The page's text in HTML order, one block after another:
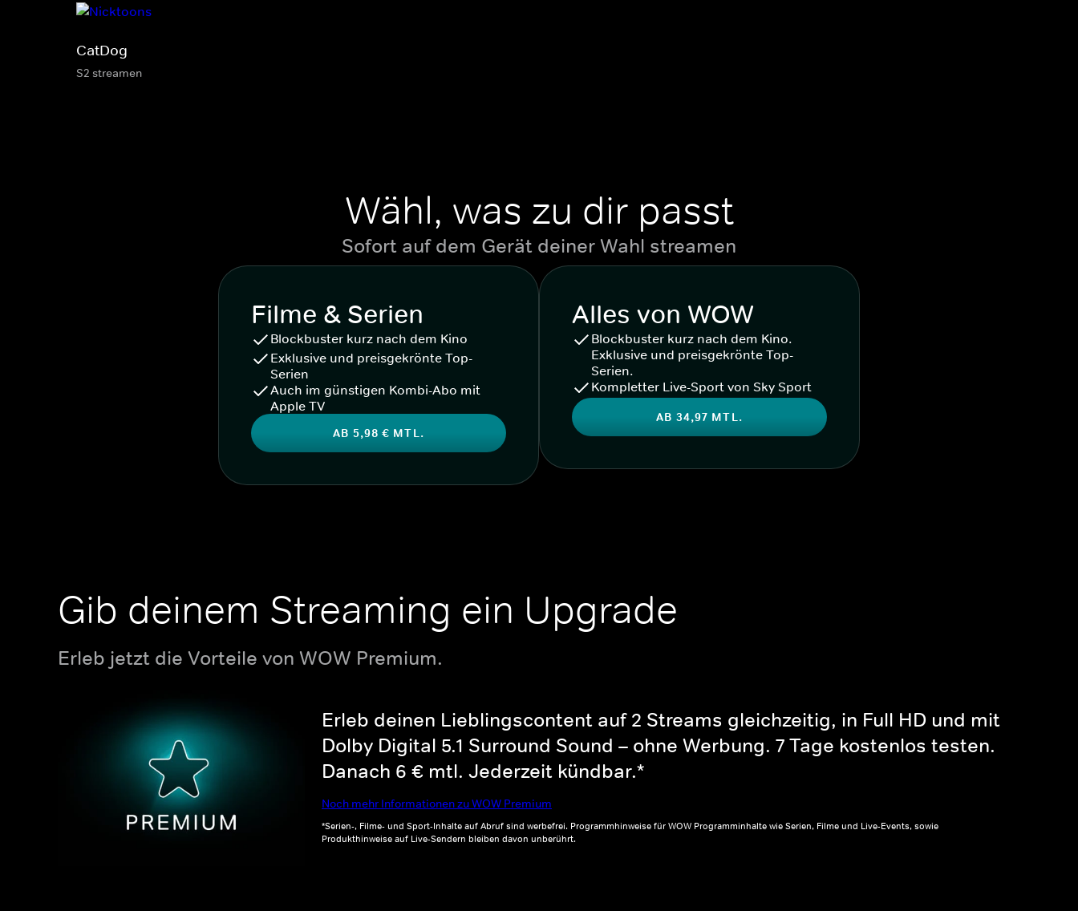
CatDog
S2 streamen
Wähl, was zu dir passt
Sofort auf dem Gerät deiner Wahl streamen
Filme & Serien
Blockbuster kurz nach dem Kino
Exklusive und preisgekrönte Top-
Serien
Auch im günstigen Kombi-Abo mit
Apple TV
AB 5,98 € MTL.
Alles von WOW
Blockbuster kurz nach dem Kino.
Exklusive und preisgekrönte Top-
Serien.
Kompletter Live-Sport von Sky Sport
AB 34,97 MTL.
Gib deinem Streaming ein Upgrade
Erleb jetzt die Vorteile von WOW Premium.
Erleb deinen Lieblingscontent auf 2 Streams gleichzeitig, in Full HD und mit
Dolby Digital 5.1 Surround Sound – ohne Werbung. 7 Tage kostenlos testen.
Danach 6 € mtl. Jederzeit kündbar.*
Noch mehr Informationen zu WOW Premium
*Serien-, Filme- und Sport-Inhalte auf Abruf sind werbefrei. Programmhinweise für WOW Programminhalte wie Serien, Filme und Live-Events, sowie
Produkthinweise auf Live-Sendern bleiben davon unberührt.